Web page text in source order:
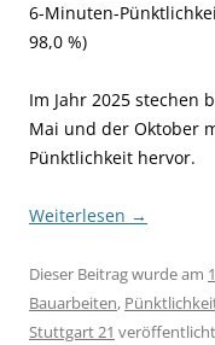
6-Minuten-
98,0 %)
Im Jahr 2025 stechen
Mai und der Oktober
Pünktlichkeit hervor.
Weiterlesen →
Dieser Beitrag wurde am
Bauarbeiten,
Stuttgart 21